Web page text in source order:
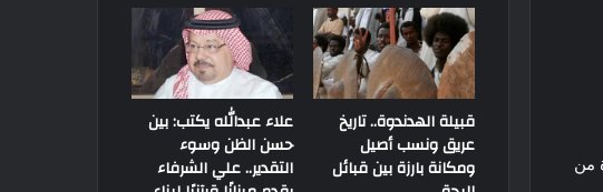
من
قبيلة الهدندوة.. تاريخ
عريق ونسب أصيل
ومكانة بارزة بين قبائل
علاء عبدالله يكتب: بين
حسن الظن وسوء
التقدير.. علي الشرفاء